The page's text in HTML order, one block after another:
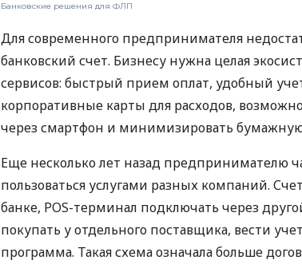
Банковские решения для ФЛП
Для современного предпринимателя
банковский счет. Бизнесу нужна целая
сервисов: быстрый прием оплат, удобный
корпоративные карты для расходов,
через смартфон и минимизировать бумажную
Еще несколько лет назад предпринимателю
пользоваться услугами разных компаний.
банке, POS-терминал подключать через
покупать у отдельного поставщика, вести
программа. Такая схема означала больше